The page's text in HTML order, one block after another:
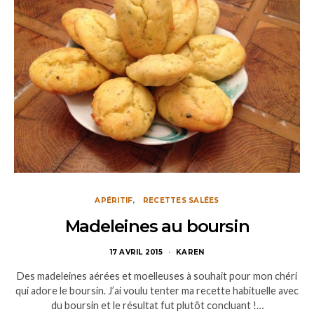
APÉRITIF RECETTES SALÉES
Madeleines au boursin
17 AVRIL 2015 KAREN
Des madeleines aérées et moelleuses à souhait pour mon chéri
qui adore le boursin. J’ai voulu tenter ma recette habituelle avec
du boursin et le résultat fut plutôt concluant !…